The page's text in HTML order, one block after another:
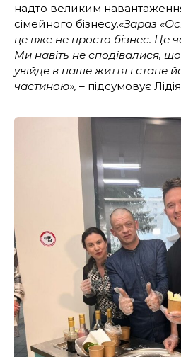
надто великим
сімейного бізнесу.«Зараз
це вже не просто бізнес. Це
Ми навіть не сподівалися,
увійде в наше життя і стане
частиною», – підсумовує